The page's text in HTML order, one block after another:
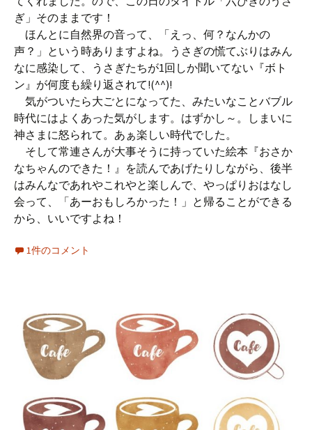
ぎ」そのままです！
ほんとに自然界の音って、「えっ、何？なんかの
声？」という時ありますよね。うさぎの慌てぶりはみん
なに感染して、うさぎたちが1回しか聞いてない『ボト
ン』が何度も繰り返されて!(^^)!
気がついたら大ごとになってた、みたいなことバブル
時代にはよくあった気がします。はずかし～。しまいに
神さまに怒られて。あぁ楽しい時代でした。
そして常連さんが大事そうに持っていた絵本『おさか
なちゃんのできた！』を読んであげたりしながら、後半
はみんなであれやこれやと楽しんで、やっぱりおはなし
会って、「あーおもしろかった！」と帰ることができる
から、いいですよね！
1件のコメント